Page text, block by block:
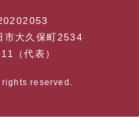
市大久保町2534
（代表）
reserved.